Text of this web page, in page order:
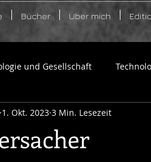
Bücher Über mich
und Gesellschaft
1. Okt. 2023 3 Min. Lesezeit